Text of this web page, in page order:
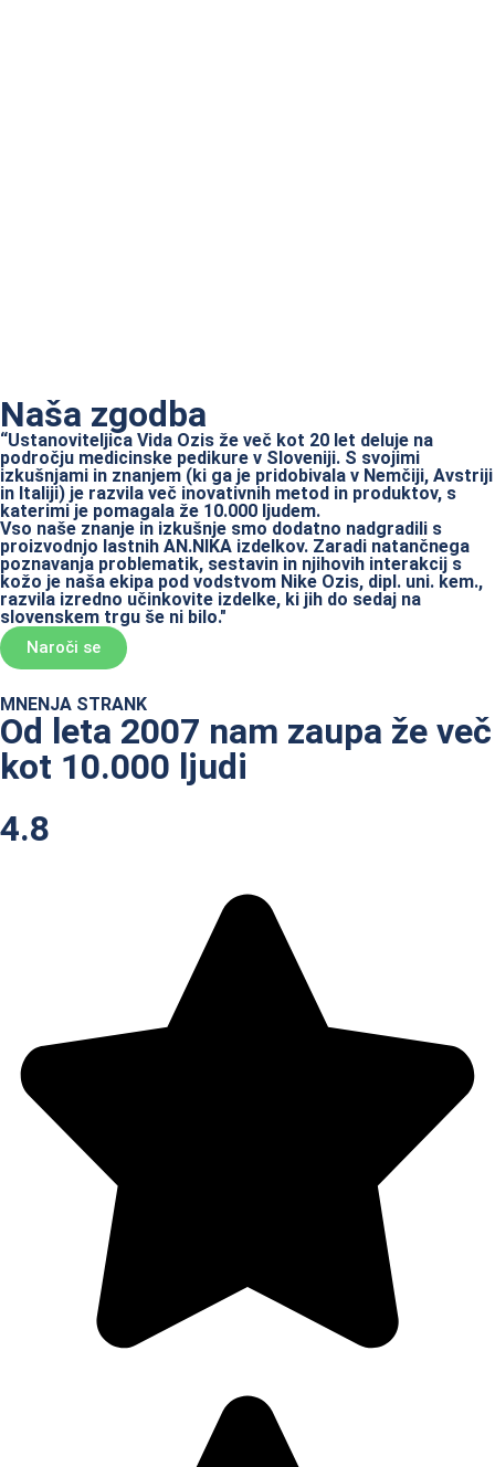
Naša zgodba
“Ustanoviteljica Vida Ozis že več kot 20 let deluje na
področju medicinske pedikure v Sloveniji. S svojimi
izkušnjami in znanjem (ki ga je pridobivala v Nemčiji, Avstriji
in Italiji) je razvila več inovativnih metod in produktov, s
katerimi je pomagala že 10.000 ljudem.
Vso naše znanje in izkušnje smo dodatno nadgradili s
proizvodnjo lastnih AN.NIKA izdelkov. Zaradi natančnega
poznavanja problematik, sestavin in njihovih interakcij s
kožo je naša ekipa pod vodstvom Nike Ozis, dipl. uni. kem.,
razvila izredno učinkovite izdelke, ki jih do sedaj na
slovenskem trgu še ni bilo."
Naroči se
MNENJA STRANK
Od leta 2007 nam zaupa že več
kot 10.000 ljudi
4.8